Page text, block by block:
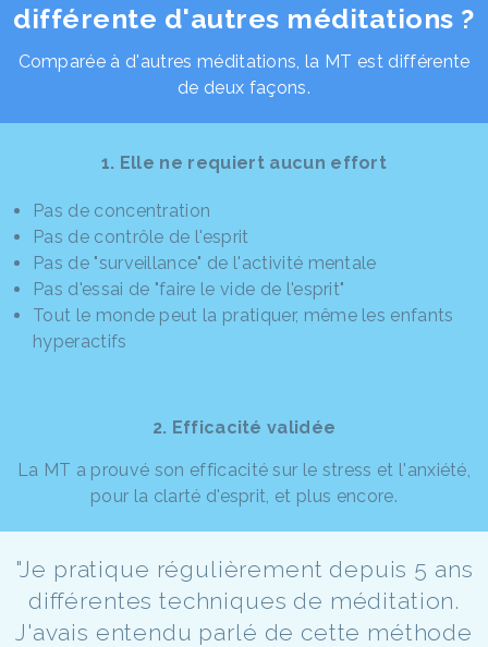
différente d'autres méditations ?
Comparée à d'autres méditations, la MT est différente
de deux façons.
1. Elle ne requiert aucun effort
Pas de concentration
Pas de contrôle de l'esprit
Pas de "surveillance" de l'activité mentale
Pas d'essai de "faire le vide de l'esprit"
Tout le monde peut la pratiquer, même les enfants
hyperactifs
2. Efficacité validée
La MT a prouvé son efficacité sur le stress et l'anxiété,
pour la clarté d'esprit, et plus encore.
"Je pratique régulièrement depuis 5 ans
différentes techniques de méditation.
J'avais entendu parlé de cette méthode